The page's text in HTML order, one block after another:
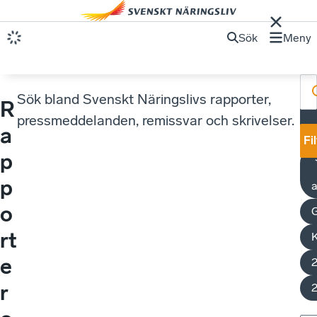
Sök Meny
R
a
p
p
o
rt
e
r
Sök bland Svenskt Näringslivs rapporter,
pressmeddelanden, remissvar och skrivelser.